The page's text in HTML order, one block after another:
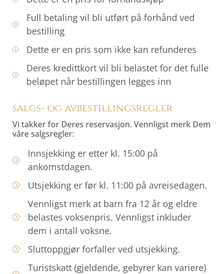
Full betaling vil bli utført på forhånd ved
bestilling
Dette er en pris som ikke kan refunderes
Deres kredittkort vil bli belastet for det fulle
beløpet når bestillingen legges inn
salgs- og avbestillingsregler
Vi takker for Deres reservasjon. Vennligst merk Dem
våre salgsregler:
Innsjekking er etter kl. 15:00 på
ankomstdagen.
Utsjekking er før kl. 11:00 på avreisedagen.
Vennligst merk at barn fra 12 år og eldre
belastes voksenpris. Vennligst inkluder
dem i antall voksne.
Sluttoppgjør forfaller ved utsjekking.
Turistskatt (gjeldende, gebyrer kan variere)